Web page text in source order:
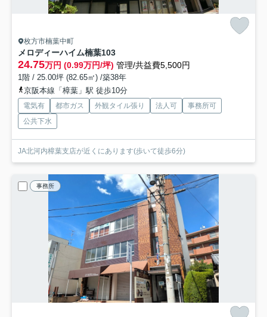
枚方市楠葉中町
メロディーハイム楠葉103
24.75万円 (0.99万円/坪) 管理/共益費5,500円
1階 / 25.00坪 (82.65㎡) /築38年
京阪本線「樟葉」駅 徒歩10分
電気有 都市ガス 外観タイル張り 法人可
事務所可
公共下水
JA北河内樟葉支店が近くにあります(歩いて徒歩6分)
事務所